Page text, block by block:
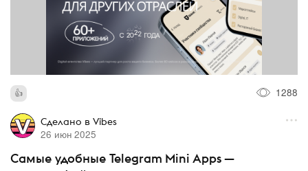
1288
Сделано в Vibes
26 июн 2025
Самые удобные Telegram Mini Apps —